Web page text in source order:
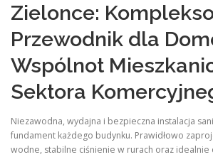
Zielonce:
Przewodnik dla
Wspólnot
Sektora
Niezawodna, wydajna i bezpieczna instalacja
fundament każdego budynku. Prawidłowo
wodne, stabilne ciśnienie w rurach oraz